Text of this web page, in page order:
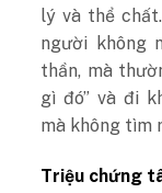
lý và thể
người không
thần, mà
gì đó” và đi
mà không tìm
Triệu chứng